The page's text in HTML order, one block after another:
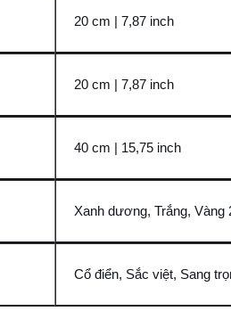
20 cm | 7,87 inch
20 cm | 7,87 inch
40 cm | 15,75 inch
Xanh dương, Trắng, Vàng
Cổ điển, Sắc việt, Sang